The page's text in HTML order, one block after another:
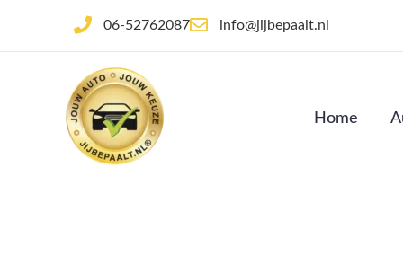
de
06-52762087 info@jijbepaalt.nl
Home